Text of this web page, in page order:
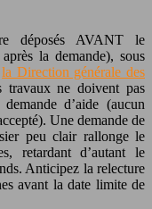
déposés AVANT le
la demande), sous
la Direction générale des
travaux ne doivent pas
d’aide (aucun
Une demande de
peu clair rallonge le
retardant d’autant le
Anticipez la relecture
avant la date limite de